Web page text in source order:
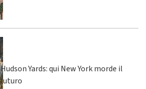
Hudson Yards: qui New York morde il
futuro